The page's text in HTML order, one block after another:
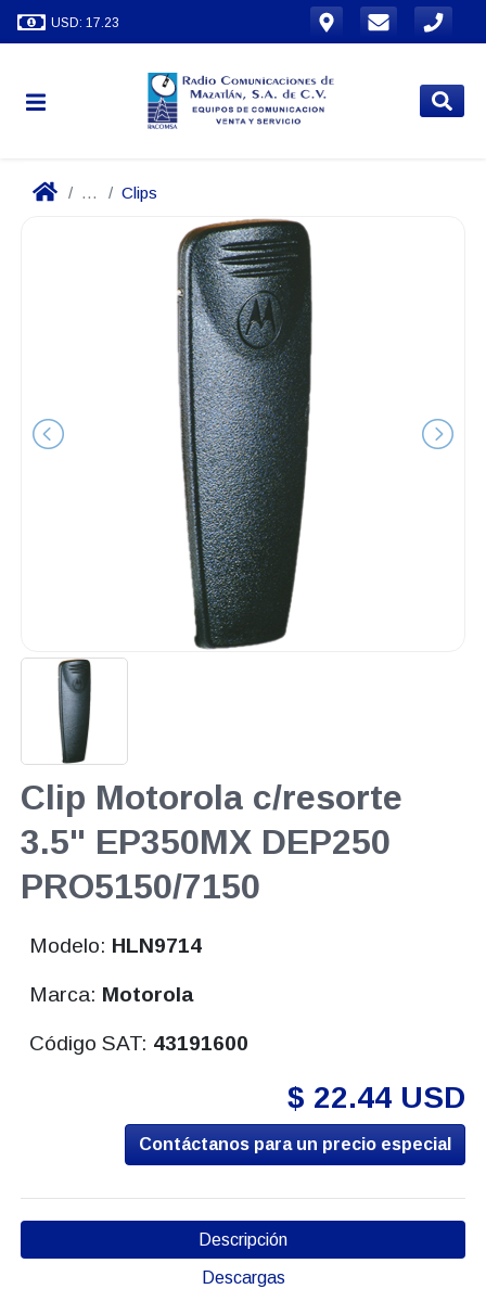
USD: 17.23
... Clips
Clip Motorola c/resorte
3.5" EP350MX DEP250
PRO5150/7150
Modelo: HLN9714
Marca: Motorola
Código SAT: 43191600
$ 22.44 USD
Contáctanos para un precio especial
Descripción
Descargas